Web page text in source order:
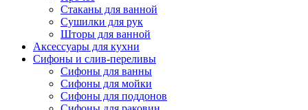
Стаканы для ванной
Сушилки для рук
Шторы для ванной
Аксессуары для кухни
Сифоны и слив-переливы
Сифоны для ванны
Сифоны для мойки
Сифоны для поддонов